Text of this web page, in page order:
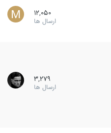
12,050
ارسال ها
3,279
ارسال ها